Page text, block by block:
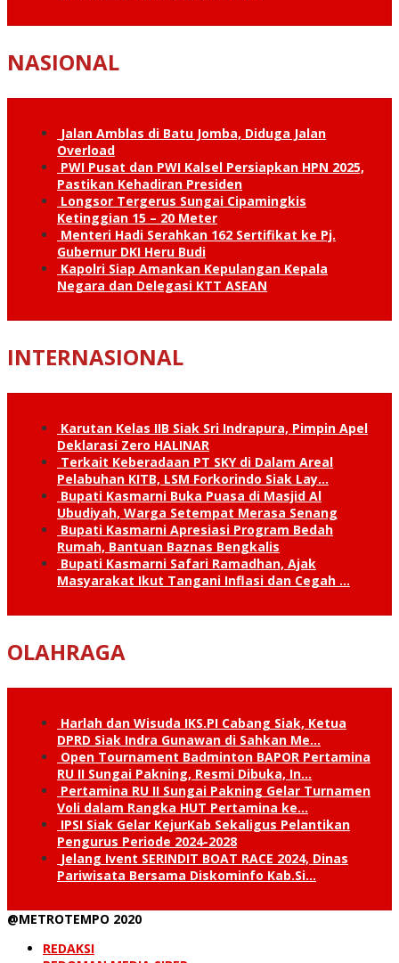
NASIONAL
Jalan Amblas di Batu Jomba, Diduga Jalan
Overload
PWI Pusat dan PWI Kalsel Persiapkan HPN 2025,
Pastikan Kehadiran Presiden
Longsor Tergerus Sungai Cipamingkis
Ketinggian 15 – 20 Meter
Menteri Hadi Serahkan 162 Sertifikat ke Pj.
Gubernur DKI Heru Budi
Kapolri Siap Amankan Kepulangan Kepala
Negara dan Delegasi KTT ASEAN
INTERNASIONAL
Karutan Kelas IIB Siak Sri Indrapura, Pimpin Apel
Deklarasi Zero HALINAR
Terkait Keberadaan PT SKY di Dalam Areal
Pelabuhan KITB, LSM Forkorindo Siak Lay…
Bupati Kasmarni Buka Puasa di Masjid Al
Ubudiyah, Warga Setempat Merasa Senang
Bupati Kasmarni Apresiasi Program Bedah
Rumah, Bantuan Baznas Bengkalis
Bupati Kasmarni Safari Ramadhan, Ajak
Masyarakat Ikut Tangani Inflasi dan Cegah …
OLAHRAGA
Harlah dan Wisuda IKS.PI Cabang Siak, Ketua
DPRD Siak Indra Gunawan di Sahkan Me…
Open Tournament Badminton BAPOR Pertamina
RU II Sungai Pakning, Resmi Dibuka, In…
Pertamina RU II Sungai Pakning Gelar Turnamen
Voli dalam Rangka HUT Pertamina ke…
IPSI Siak Gelar KejurKab Sekaligus Pelantikan
Pengurus Periode 2024-2028
Jelang Ivent SERINDIT BOAT RACE 2024, Dinas
Pariwisata Bersama Diskominfo Kab.Si…
@METROTEMPO 2020
REDAKSI